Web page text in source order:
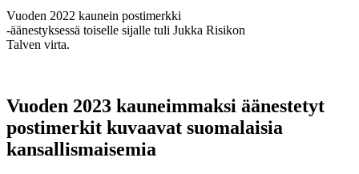
Vuoden 2022 kaunein postimerkki
-äänestyksessä toiselle sijalle tuli Jukka Risikon
Talven virta.
Vuoden 2023 kauneimmaksi äänestetyt
postimerkit kuvaavat suomalaisia
kansallismaisemia